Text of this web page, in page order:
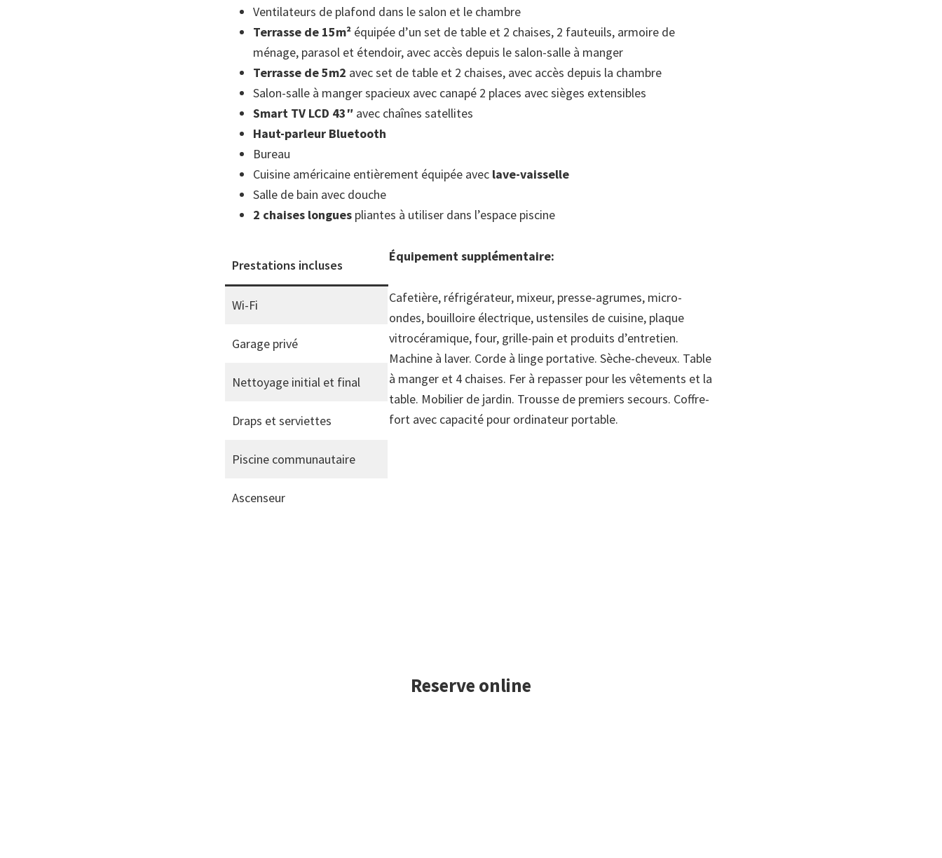
Ventilateurs de plafond dans le salon et le chambre
Terrasse de 15m² équipée d’un set de table et 2 chaises, 2 fauteuils, armoire de
ménage, parasol et étendoir, avec accès depuis le salon-salle à manger
Terrasse de 5m2 avec set de table et 2 chaises, avec accès depuis la chambre
Salon-salle à manger spacieux avec canapé 2 places avec sièges extensibles
Smart TV LCD 43″ avec chaînes satellites
Haut-parleur Bluetooth
Bureau
Cuisine américaine entièrement équipée avec lave-vaisselle
Salle de bain avec douche
2 chaises longues pliantes à utiliser dans l’espace piscine
Prestations incluses
Wi-Fi
Garage privé
Nettoyage initial et final
Draps et serviettes
Piscine communautaire
Ascenseur
Équipement supplémentaire:
Cafetière, réfrigérateur, mixeur, presse-agrumes, micro-
ondes, bouilloire électrique, ustensiles de cuisine, plaque
vitrocéramique, four, grille-pain et produits d’entretien.
Machine à laver. Corde à linge portative. Sèche-cheveux. Table
à manger et 4 chaises. Fer à repasser pour les vêtements et la
table. Mobilier de jardin. Trousse de premiers secours. Coffre-
fort avec capacité pour ordinateur portable.
Reserve online